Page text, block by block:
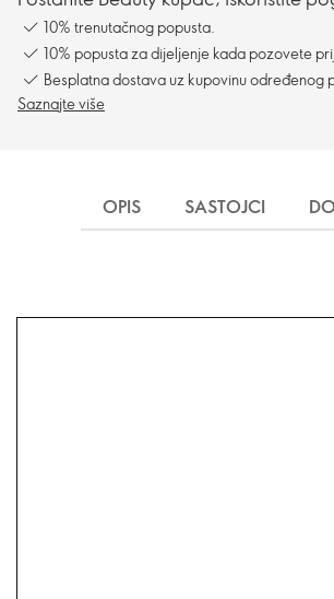
10% trenutačnog popusta.
10% popusta za dijeljenje kada pozovete
Besplatna dostava uz kupovinu određenog
Saznajte više
OPIS SASTOJCI